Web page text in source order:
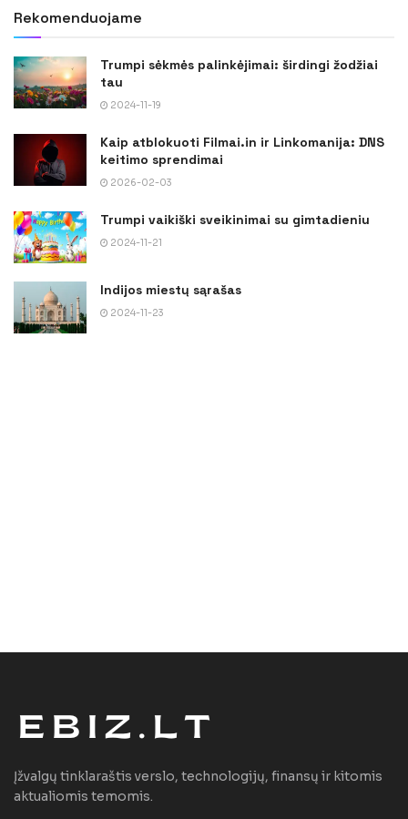
Rekomenduojame
Trumpi sėkmės palinkėjimai: širdingi žodžiai
tau
2024-11-19
Kaip atblokuoti Filmai.in ir Linkomanija: DNS
keitimo sprendimai
2026-02-03
Trumpi vaikiški sveikinimai su gimtadieniu
2024-11-21
Indijos miestų sąrašas
2024-11-23
Įžvalgų tinklaraštis verslo, technologijų, finansų ir kitomis
aktualiomis temomis.